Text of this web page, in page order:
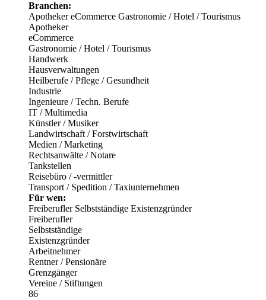
Branchen:
ApothekereCommerce Gastronomie / Hotel / Tourismus
Apotheker
eCommerce
Gastronomie / Hotel / Tourismus
Handwerk
Hausverwaltungen
Heilberufe / Pflege / Gesundheit
Industrie
Ingenieure / Techn. Berufe
IT / Multimedia
Künstler / Musiker
Landwirtschaft / Forstwirtschaft
Medien / Marketing
Rechtsanwälte / Notare
Tankstellen
Reisebüro / -vermittler
Transport / Spedition / Taxiunternehmen
Für wen:
Freiberufler Selbstständige Existenzgründer
Freiberufler
Selbstständige
Existenzgründer
Arbeitnehmer
Rentner / Pensionäre
Grenzgänger
Vereine / Stiftungen
86